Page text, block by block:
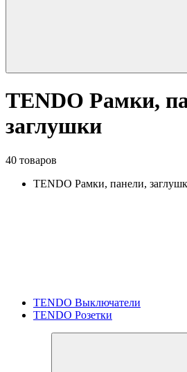
TENDO Рамки,
заглушки
40 товаров
TENDO Рамки, панели,
TENDO Выключатели
TENDO Розетки